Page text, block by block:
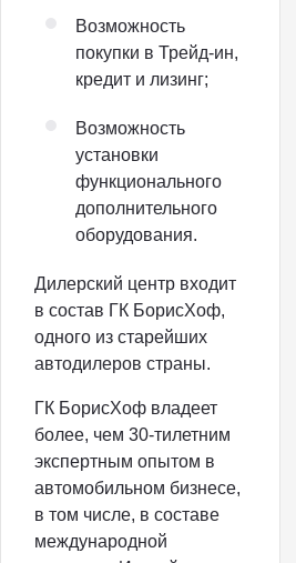
Возможность
покупки в Трейд-ин,
кредит и лизинг;
Возможность
установки
функционального
дополнительного
оборудования.
Дилерский центр входит
в состав ГК БорисХоф,
одного из старейших
автодилеров страны.
ГК БорисХоф владеет
более, чем 30-тилетним
экспертным опытом в
автомобильном бизнесе,
в том числе, в составе
международной